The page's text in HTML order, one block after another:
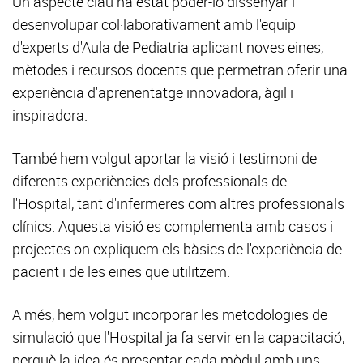
desenvolupar col·laborativament amb l'equip
d'experts d'Aula de Pediatria aplicant noves eines,
mètodes i recursos docents que permetran oferir una
experiència d'aprenentatge innovadora, àgil i
inspiradora.
També hem volgut aportar la visió i testimoni de
diferents experiències dels professionals de
l'Hospital, tant d'infermeres com altres professionals
clínics. Aquesta visió es complementa amb casos i
projectes on expliquem els bàsics de l'experiència de
pacient i de les eines que utilitzem.
A més, hem volgut incorporar les metodologies de
simulació que l'Hospital ja fa servir en la capacitació,